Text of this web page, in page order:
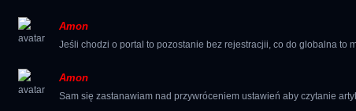
Amon
Jeśli chodzi o portal to pozostanie bez rejestracjii, co do globalna to
Amon
Sam się zastanawiam nad przywróceniem ustawień aby czytanie